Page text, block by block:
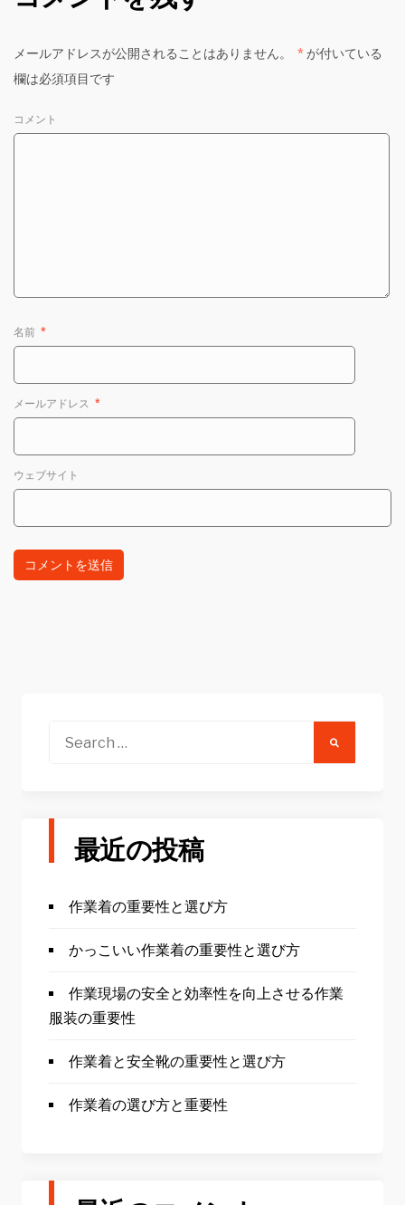
メールアドレスが公開されることはありません。 * が付いている
欄は必須項目です
コメント
名前 *
メールアドレス *
ウェブサイト
Search
最近の投稿
作業着の重要性と選び方
かっこいい作業着の重要性と選び方
作業現場の安全と効率性を向上させる作業
服装の重要性
作業着と安全靴の重要性と選び方
作業着の選び方と重要性